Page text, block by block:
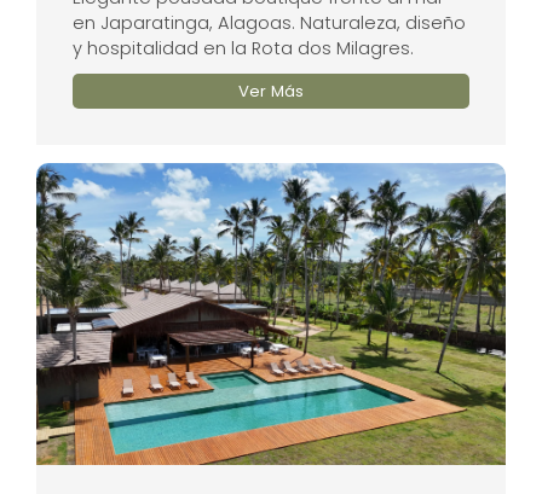
en Japaratinga, Alagoas. Naturaleza, diseño
y hospitalidad en la Rota dos Milagres.
Ver Más